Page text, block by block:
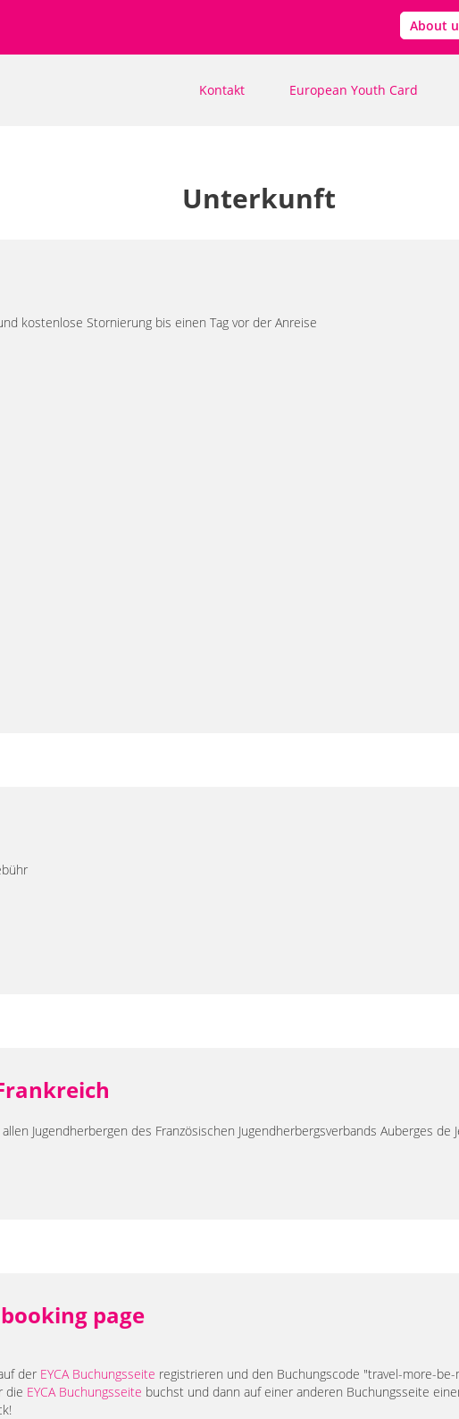
About
Kontakt European Youth Card
Unterkunft
kostenlose Stornierung bis einen Tag vor der Anreise
Jugendherbergen des Französischen Jugendherbergsverbands Auberges de
page
der EYCA Buchungsseite registrieren und den Buchungscode "travel-more-be-
die EYCA Buchungsseite buchst und dann auf einer anderen Buchungsseite